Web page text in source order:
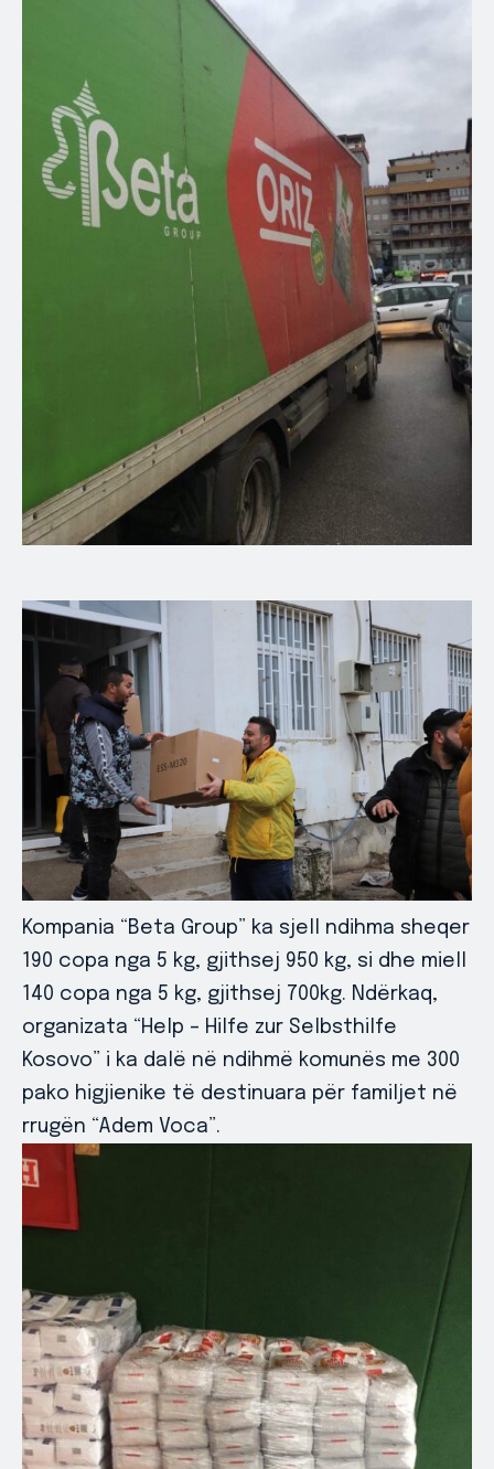
Kompania “Beta Group” ka sjell ndihma sheqer
190 copa nga 5 kg, gjithsej 950 kg, si dhe miell
140 copa nga 5 kg, gjithsej 700kg. Ndërkaq,
organizata “Help – Hilfe zur Selbsthilfe
Kosovo” i ka dalë në ndihmë komunës me 300
pako higjienike të destinuara për familjet në
rrugën “Adem Voca”.